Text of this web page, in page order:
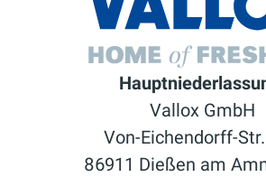
Vallox GmbH
Von-Eichendorff-
86911 Dießen am